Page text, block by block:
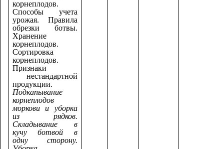
корнеплодов.
Способы учета
урожая. Правила
обрезки ботвы.
Хранение
корнеплодов.
Сортировка
корнеплодов.
Признаки
нестандартной
продукции.
Подкапывание
корнеплодов
моркови и уборка
из рядков.
Складывание в
кучу ботвой в
одну сторону.